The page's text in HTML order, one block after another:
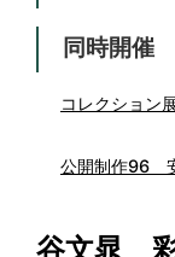
同時開催
コレクション
公開制作96
谷文晁